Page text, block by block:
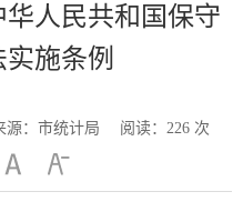
华人民共和国保守
施条例
源：市统计局 阅读： 226次